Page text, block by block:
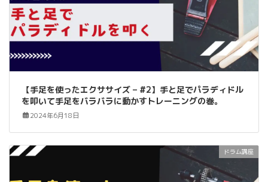
【手足を使ったエクササイズ – #2】手と足でパラディドル
を叩いて手足をバラバラに動かすトレーニングの巻。
2024年6月18日
ドラム講座